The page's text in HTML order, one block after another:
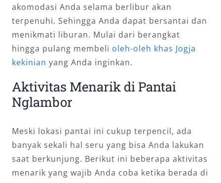
akomodasi Anda selama berlibur akan
terpenuhi. Sehingga Anda dapat bersantai dan
menikmati liburan. Mulai dari berangkat
hingga pulang membeli oleh-oleh khas Jogja
kekinian yang Anda inginkan.
Aktivitas Menarik di Pantai
Nglambor
Meski lokasi pantai ini cukup terpencil, ada
banyak sekali hal seru yang bisa Anda lakukan
saat berkunjung. Berikut ini beberapa aktivitas
menarik yang wajib Anda coba ketika berada di